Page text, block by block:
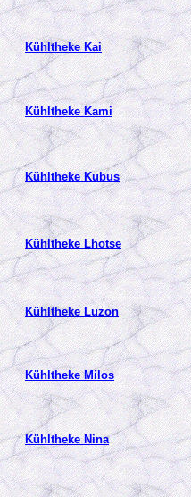
Kühltheke Kai
Kühltheke Kami
Kühltheke Kubus
Kühltheke Lhotse
Kühltheke Luzon
Kühltheke Milos
Kühltheke Nina